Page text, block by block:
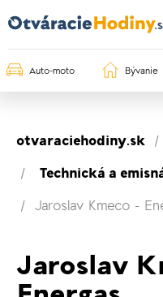
Auto-moto Bývanie
otvaraciehodiny.sk
Technická a
Jaroslav Kmeco -
Jaroslav